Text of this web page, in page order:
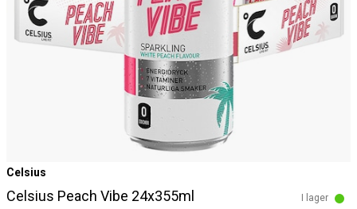
Celsius
Celsius Peach Vibe 24x355ml I lager